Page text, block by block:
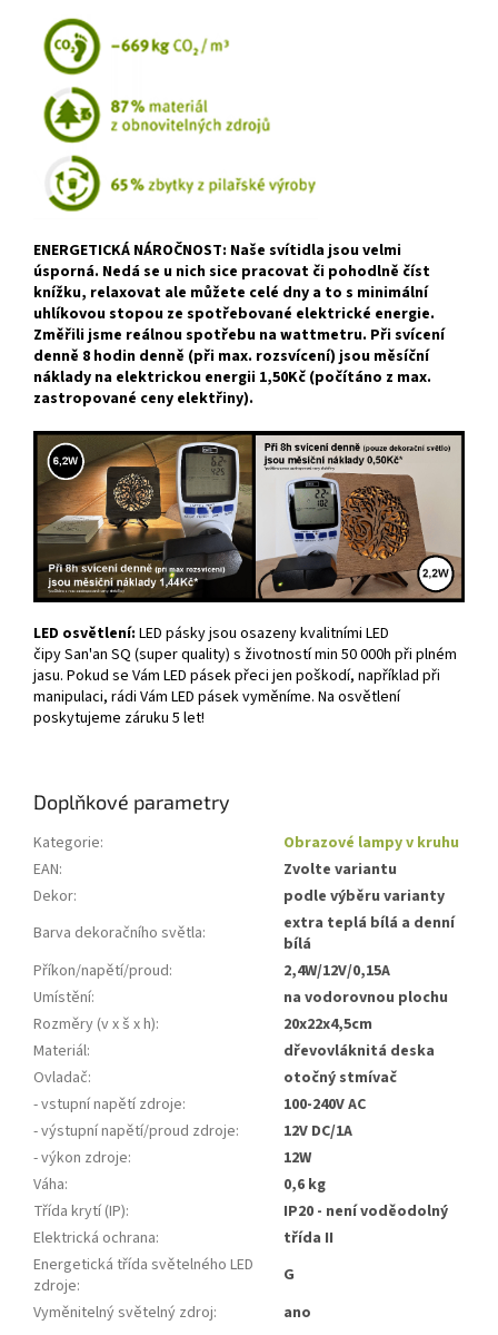
ENERGETICKÁ NÁROČNOST: Naše svítidla jsou velmi
úsporná. Nedá se u nich sice pracovat či pohodlně číst
knížku, relaxovat ale můžete celé dny a to s minimální
uhlíkovou stopou ze spotřebované elektrické energie.
Změřili jsme reálnou spotřebu na wattmetru. Při svícení
denně 8 hodin denně (při max. rozsvícení) jsou měsíční
náklady na elektrickou energii 1,50Kč (počítáno z max.
zastropované ceny elektřiny).
LED osvětlení: LED pásky jsou osazeny kvalitními LED
čipy San'an SQ (super quality) s životností min 50 000h při plném
jasu. Pokud se Vám LED pásek přeci jen poškodí, například při
manipulaci, rádi Vám LED pásek vyměníme. Na osvětlení
poskytujeme záruku 5 let!
Doplňkové parametry
Kategorie:
Obrazové lampy v kruhu
EAN:
Zvolte variantu
Dekor:
podle výběru varianty
Barva dekoračního světla:
extra teplá bílá a denní
bílá
Příkon/napětí/proud:
2,4W/12V/0,15A
Umístění:
na vodorovnou plochu
Rozměry (v x š x h):
20x22x4,5cm
Materiál:
dřevovláknitá deska
Ovladač:
otočný stmívač
- vstupní napětí zdroje:
100-240V AC
- výstupní napětí/proud zdroje:
12V DC/1A
- výkon zdroje:
12W
Váha:
0,6 kg
Třída krytí (IP):
IP20 - není voděodolný
Elektrická ochrana:
třída II
Energetická třída světelného LED
zdroje:
G
Vyměnitelný světelný zdroj: ano